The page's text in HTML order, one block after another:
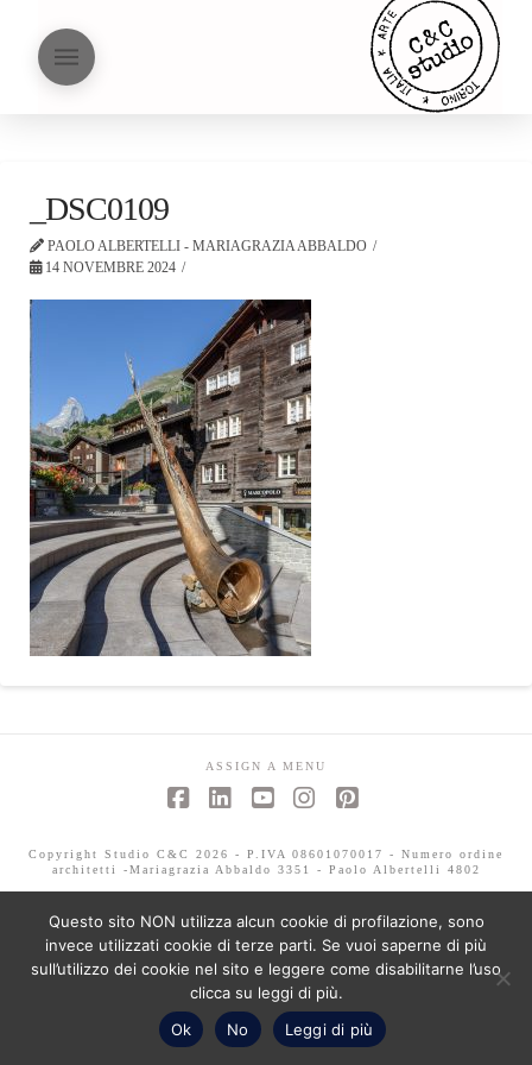
_DSC0109
PAOLO ALBERTELLI - MARIAGRAZIA ABBALDO
14 NOVEMBRE 2024
ASSIGN A MENU
Copyright Studio C&C 2026 - P.IVA 08601070017 - Numero ordine
architetti -Mariagrazia Abbaldo 3351 - Paolo Albertelli 4802
Questo sito NON utilizza alcun cookie di profilazione, sono
invece utilizzati cookie di terze parti. Se vuoi saperne di più
sull’utilizzo dei cookie nel sito e leggere come disabilitarne l’uso
clicca su leggi di più.
Ok
No Leggi di più